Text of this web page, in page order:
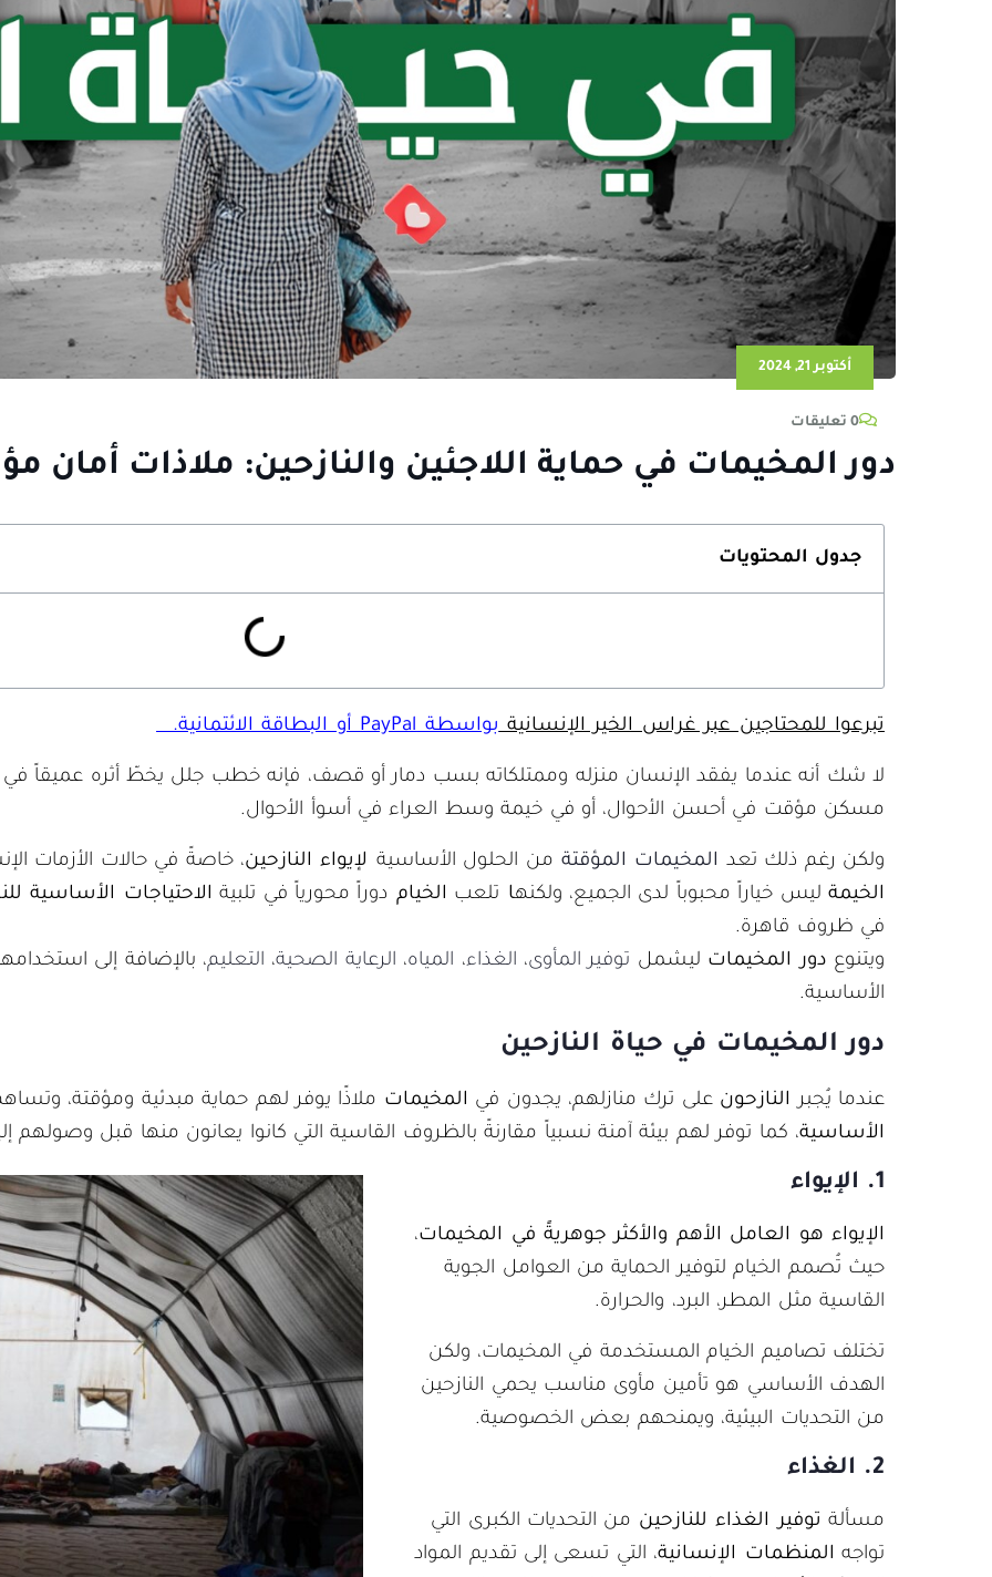
أكتوبر 21, 2024
0 تعليقات
دور المخيمات في حماية اللاجئين والنازحين: ملاذات أمان
جدول المحتويات
تبرعوا للمحتاجين عبر غراس الخير الإنسانيةبواسطة PayPal أو البطاقة الائتمانية.
لا شك أنه عندما يفقد الإنسان منزله وممتلكاته بسب دمار أو قصف، فإنه خطب جلل يخطّ أثره عميقاً
مسكن مؤقت في أحسن الأحوال، أو في خيمة وسط العراء في أسوأ الأحوال.
ولكن رغم ذلك تعد المخيمات المؤقتة من الحلول الأساسية لإيواء النازحين، خاصةً في حالات الأزمات
الخيمة ليس خياراً محبوباً لدى الجميع، ولكنها تلعب الخيام دوراً محورياً في تلبية الاحتياجات الأساسية
في ظروف قاهرة.
ويتنوع دور المخيمات ليشمل توفير المأوى، الغذاء، المياه، الرعاية الصحية، التعليم، بالإضافة إلى
الأساسية.
دور المخيمات في حياة النازحين
عندما يُجبر النازحون على ترك منازلهم، يجدون في المخيمات ملاذًا يوفر لهم حماية مبدئية ومؤقتة،
الأساسية، كما توفر لهم بيئة آمنة نسبياً مقارنةً بالظروف القاسية التي كانوا يعانون منها قبل وصولهم
1. الإيواء
الإيواء هو العامل الأهم والأكثر جوهريةً في المخيمات،
حيث تُصمم الخيام لتوفير الحماية من العوامل الجوية
القاسية مثل المطر، البرد، والحرارة.
تختلف تصاميم الخيام المستخدمة في المخيمات، ولكن
الهدف الأساسي هو تأمين مأوى مناسب يحمي النازحين
من التحديات البيئية، ويمنحهم بعض الخصوصية.
2. الغذاء
مسألة توفير الغذاء للنازحين من التحديات الكبرى التي
تواجه المنظمات الإنسانية، التي تسعى إلى تقديم المواد